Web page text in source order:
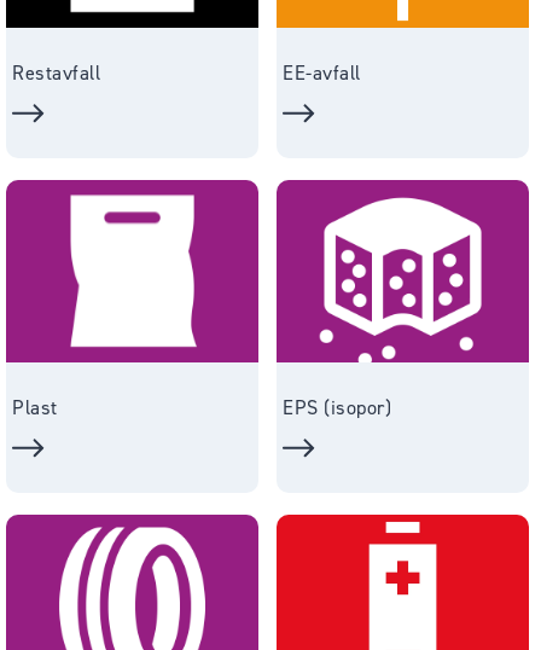
Restavfall EE-avfall
Plast EPS (isopor)